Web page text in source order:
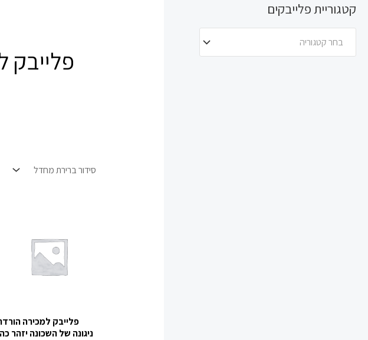
קטגוריית פלייבקים
בחר קטגוריה
פלייבק
פלייבק למכירה
ניגונה של השכונה יזהר